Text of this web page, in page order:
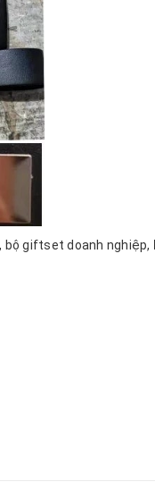
bộ giftset doanh nghiệp,